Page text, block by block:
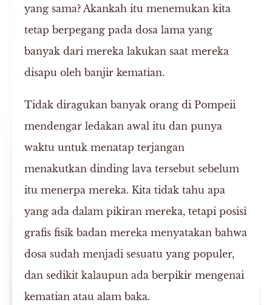
yang sama? Akankah itu menemukan kita
tetap berpegang pada dosa lama yang
banyak dari mereka lakukan saat mereka
disapu oleh banjir kematian.
Tidak diragukan banyak orang di Pompeii
mendengar ledakan awal itu dan punya
waktu untuk menatap terjangan
menakutkan dinding lava tersebut sebelum
itu menerpa mereka. Kita tidak tahu apa
yang ada dalam pikiran mereka, tetapi posisi
grafis fisik badan mereka menyatakan bahwa
dosa sudah menjadi sesuatu yang populer,
dan sedikit kalaupun ada berpikir mengenai
kematian atau alam baka.